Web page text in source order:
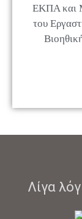
ΕΚΠΑ και
του
Λίγα